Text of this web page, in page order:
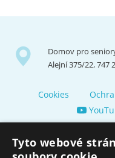
Domov pro
Alejní 375/22, 747
Cookies
Tyto webové